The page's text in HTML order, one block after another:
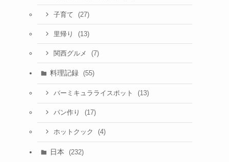
子育て (27)
里帰り (13)
関西グルメ (7)
料理記録 (55)
バーミキュラライスポット (13)
パン作り (17)
ホットクック (4)
日本 (232)